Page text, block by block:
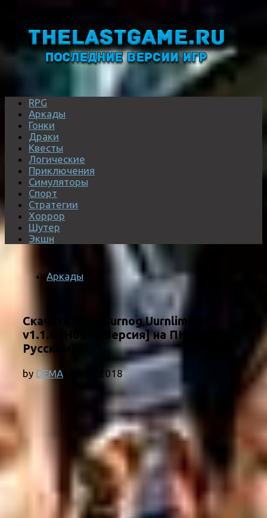
RPG
Аркады
Гонки
Драки
Квесты
Логические
Приключения
Симуляторы
Спорт
Стратегии
Хоррор
Шутер
Экшн
Аркады
Скачать игру Uurnog Uurnlimited
v1.1.0 [Новая Версия] на ПК (на
Русском)
by DEMA 03.07.2018